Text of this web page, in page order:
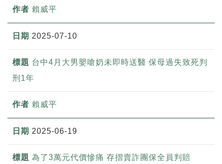
賴威平
2025-07-10
台中4月大男嬰嗆奶未即時送醫 保母過失致死判
刑1年
賴威平
2025-06-19
為了3萬元代價慘痛 存摺賣詐團保全員判賠